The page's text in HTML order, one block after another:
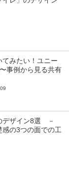
てみたい！ユニー
事例から見る共有
デザイン8選 －
の3つの面での工